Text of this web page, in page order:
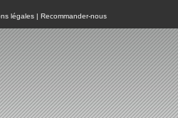
légales | Recommander-nous